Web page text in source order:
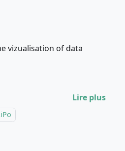
vizualisation of data
Lire plus